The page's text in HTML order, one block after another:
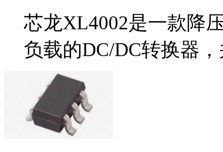
芯龙XL4002是一款降
负载的DC/DC转换器